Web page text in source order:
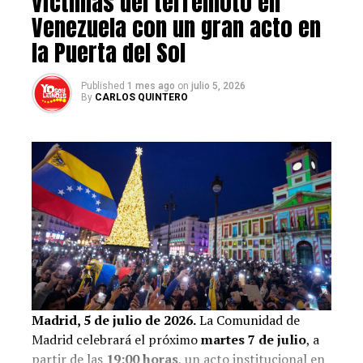
Con su carisma y habilidades histriónicas, Ámbar Díaz se
ganó el cariño del público y se convirtió en un ícono de
la televisión venezolana, dejando un legado imborrable
en la historia de la industria televisiva del país.
Leer también:Actor venezolano Adrián Delgado
renunció a propuesta hecha por Venevisión para el
protagónico de su nueva novela
Venezuela con un gran acto en
la Puerta del Sol
Published 1 mes ago on julio 5, 2026
By CARLOS QUINTERO
Madrid, 5 de julio de 2026.La Comunidad de
Madrid celebrará el próximomartes 7 de julio, a
partir de las 19:00 horas, un acto institucional en